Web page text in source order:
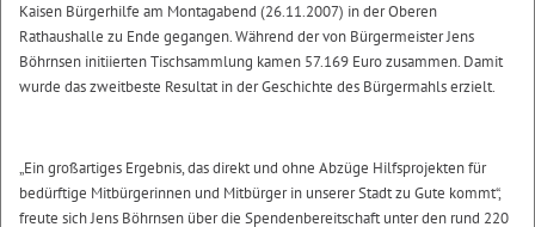
Kaisen Bürgerhilfe am Montagabend (26.11.2007) in der Oberen
Rathaushalle zu Ende gegangen. Während der von Bürgermeister Jens
Böhrnsen initiierten Tischsammlung kamen 57.169 Euro zusammen. Damit
wurde das zweitbeste Resultat in der Geschichte des Bürgermahls erzielt.
„Ein großartiges Ergebnis, das direkt und ohne Abzüge Hilfsprojekten für
bedürftige Mitbürgerinnen und Mitbürger in unserer Stadt zu Gute kommt“,
freute sich Jens Böhrnsen über die Spendenbereitschaft unter den rund 220